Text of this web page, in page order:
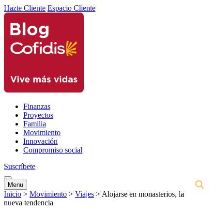
Hazte Cliente Espacio Cliente
Finanzas
Proyectos
Familia
Movimiento
Innovación
Compromiso social
Suscríbete
Menu
Inicio > Movimiento > Viajes > Alojarse en monasterios, la
nueva tendencia